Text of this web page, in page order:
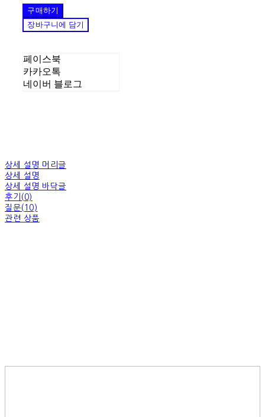
구매하기
장바구니에 담기
페이스북
카카오톡
네이버 블로그
상세 설명 머리글
상세 설명
상세 설명 바닥글
후기(0)
질문(10)
관련 상품